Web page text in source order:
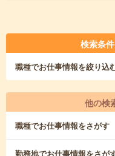
検索条
職種でお仕事情報を絞り込
他の検
職種でお仕事情報をさがす
勤務地でお仕事情報をさが